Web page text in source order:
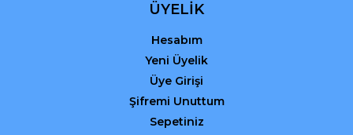
ÜYELİK
Hesabım
Yeni Üyelik
Üye Girişi
Şifremi Unuttum
Sepetiniz